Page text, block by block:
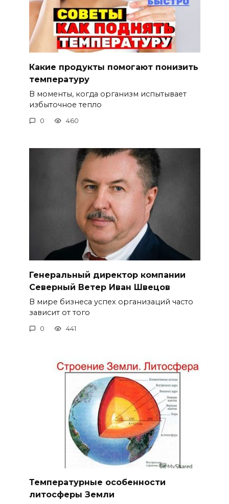
Какие продукты помогают понизить
температуру
В моменты, когда организм испытывает
избыточное тепло
0 460
Генеральный директор компании
Северный Ветер Иван Швецов
В мире бизнеса успех организаций часто
зависит от того
0 441
Температурные особенности
литосферы Земли